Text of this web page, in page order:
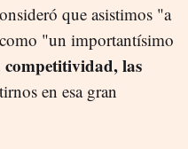
que asistimos "a
"un importantísimo
competitividad, las
en esa gran